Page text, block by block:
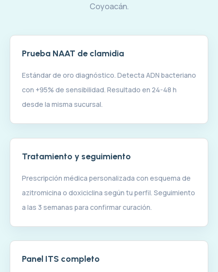
Coyoacán.
Prueba NAAT de clamidia
Estándar de oro diagnóstico. Detecta ADN bacteriano
con +95% de sensibilidad. Resultado en 24-48 h
desde la misma sucursal.
Tratamiento y seguimiento
Prescripción médica personalizada con esquema de
azitromicina o doxiciclina según tu perfil. Seguimiento
a las 3 semanas para confirmar curación.
Panel ITS completo